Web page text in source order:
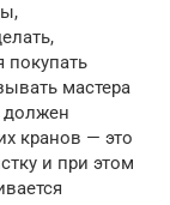
покупать
мастера
должен
кранов — это
и при этом